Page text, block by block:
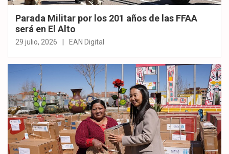
Parada Militar por los 201 años de las FFAA
será en El Alto
29 julio, 2026 EAN Digital